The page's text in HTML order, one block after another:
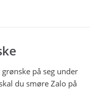
på seg under
du smøre Zalo på